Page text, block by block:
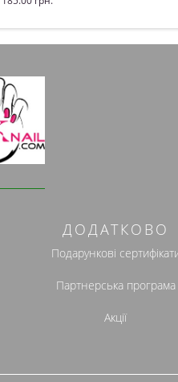
ДОДАТКОВО
Подарункові
Партнерська програма
Акції